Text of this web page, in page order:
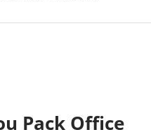
Pack Office